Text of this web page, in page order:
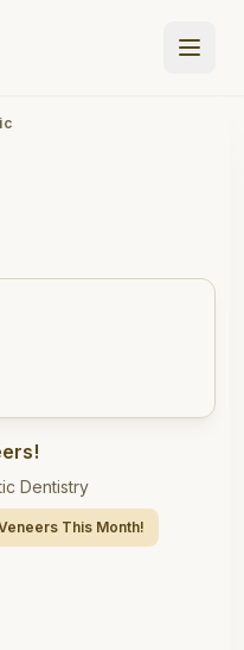
Dentistry
This Month!